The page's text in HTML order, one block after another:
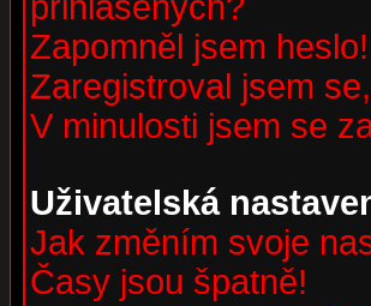
Zapomněl jsem heslo!
Zaregistroval jsem
V minulosti jsem se
Uživatelská
Jak změním svoje
Časy jsou špatně!